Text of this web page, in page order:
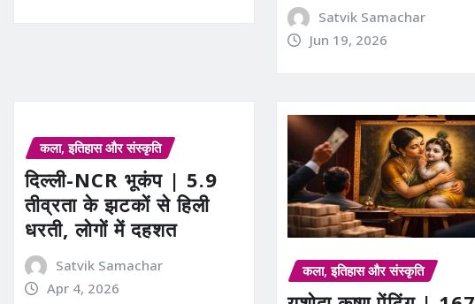
Satvik Samachar
Jun 19, 2026
कला, इतिहास और संस्कृति
दिल्ली-NCR भूकंप | 5.9
तीव्रता के झटकों से हिली
धरती, लोगों में दहशत
Satvik Samachar
Apr 4, 2026
कला, इतिहास और संस्कृति